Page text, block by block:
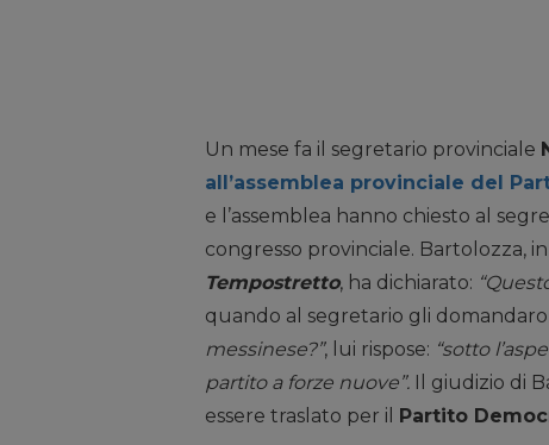
Un mese fa il segretario provinciale
all’assemblea provinciale del
e l’assemblea hanno chiesto al
congresso provinciale. Bartolozza,
Tempostretto, ha dichiarato:
quando al segretario gli
messinese?”, lui rispose: “sotto
partito a forze nuove”. Il giudizio di
essere traslato per il Partito